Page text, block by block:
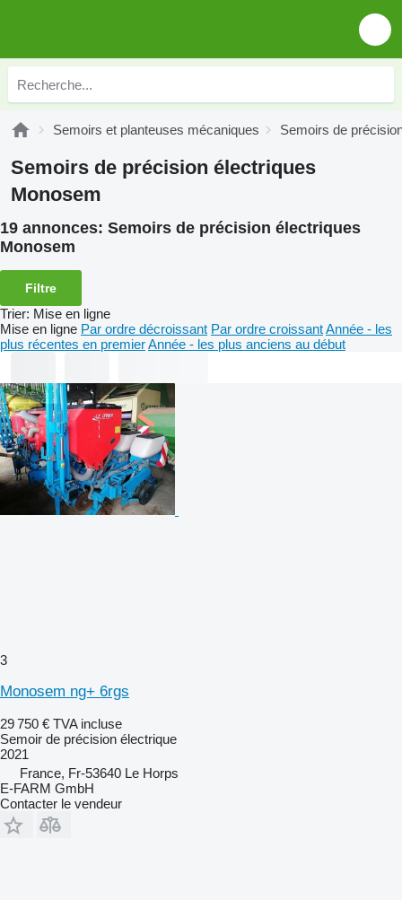
Semoirs et planteuses mécaniques Semoirs de
Semoirs de précision électriques
Monosem
19 annonces: Semoirs de précision électriques
Monosem
Filtre
Trier: Mise en ligne
Mise en ligne Par ordre décroissant Par ordre croissantAnnée - les
plus récentes en premierAnnée - les plus anciens au début
3
Monosem ng+ 6rgs
29 750 € TVA incluse
Semoir de précision électrique
2021
France, Fr-53640 Le Horps
E-FARM GmbH
Contacter le vendeur